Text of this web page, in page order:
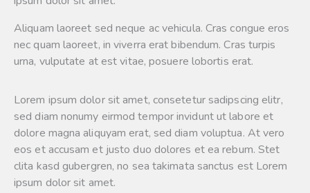
Aliquam laoreet sed neque ac vehicula. Cras congue eros
nec quam laoreet, in viverra erat bibendum. Cras turpis
urna, vulputate at est vitae, posuere lobortis erat.
Lorem ipsum dolor sit amet, consetetur sadipscing elitr,
sed diam nonumy eirmod tempor invidunt ut labore et
dolore magna aliquyam erat, sed diam voluptua. At vero
eos et accusam et justo duo dolores et ea rebum. Stet
clita kasd gubergren, no sea takimata sanctus est Lorem
ipsum dolor sit amet.